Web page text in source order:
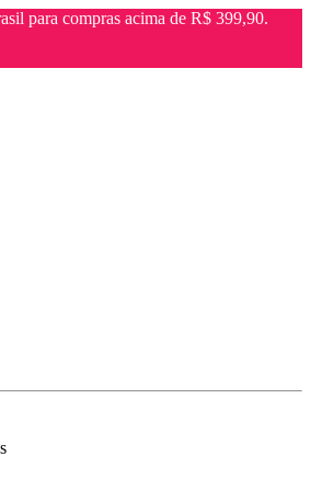
para compras acima de R$ 399,90.